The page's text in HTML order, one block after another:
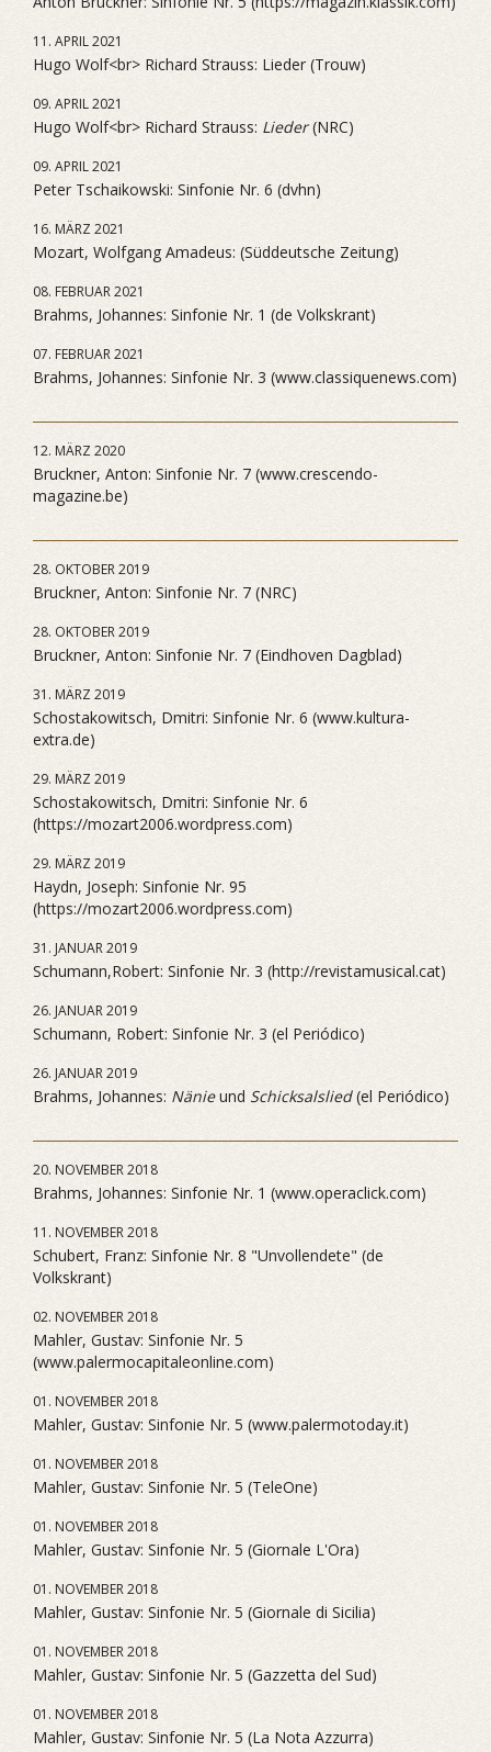
11. APRIL 2021
Hugo Wolf<br> Richard Strauss: Lieder (Trouw)
09. APRIL 2021
Hugo Wolf<br> Richard Strauss: Lieder(NRC)
09. APRIL 2021
Peter Tschaikowski: Sinfonie Nr. 6 (dvhn)
16. MÄRZ 2021
Mozart, Wolfgang Amadeus: (Süddeutsche Zeitung)
08. FEBRUAR 2021
Brahms, Johannes: Sinfonie Nr. 1 (de Volkskrant)
07. FEBRUAR 2021
Brahms, Johannes: Sinfonie Nr. 3 (www.classiquenews.com)
12. MÄRZ 2020
Bruckner, Anton: Sinfonie Nr. 7 (www.crescendo-
magazine.be)
28. OKTOBER 2019
Bruckner, Anton: Sinfonie Nr. 7 (NRC)
28. OKTOBER 2019
Bruckner, Anton: Sinfonie Nr. 7 (Eindhoven Dagblad)
31. MÄRZ 2019
Schostakowitsch, Dmitri: Sinfonie Nr. 6 (www.kultura-
extra.de)
29. MÄRZ 2019
Schostakowitsch, Dmitri: Sinfonie Nr. 6
(https://mozart2006.wordpress.com)
29. MÄRZ 2019
Haydn, Joseph: Sinfonie Nr. 95
(https://mozart2006.wordpress.com)
31. JANUAR 2019
Schumann,Robert: Sinfonie Nr. 3 (http://revistamusical.cat)
26. JANUAR 2019
Schumann, Robert: Sinfonie Nr. 3 (el Periódico)
26. JANUAR 2019
Brahms, Johannes: Nänieund Schicksalslied(el Periódico)
20. NOVEMBER 2018
Brahms, Johannes: Sinfonie Nr. 1 (www.operaclick.com)
11. NOVEMBER 2018
Schubert, Franz: Sinfonie Nr. 8 "Unvollendete" (de
Volkskrant)
02. NOVEMBER 2018
Mahler, Gustav: Sinfonie Nr. 5
(www.palermocapitaleonline.com)
01. NOVEMBER 2018
Mahler, Gustav: Sinfonie Nr. 5 (www.palermotoday.it)
01. NOVEMBER 2018
Mahler, Gustav: Sinfonie Nr. 5 (TeleOne)
01. NOVEMBER 2018
Mahler, Gustav: Sinfonie Nr. 5 (Giornale L'Ora)
01. NOVEMBER 2018
Mahler, Gustav: Sinfonie Nr. 5 (Giornale di Sicilia)
01. NOVEMBER 2018
Mahler, Gustav: Sinfonie Nr. 5 (Gazzetta del Sud)
01. NOVEMBER 2018
Mahler, Gustav: Sinfonie Nr. 5 (La Nota Azzurra)